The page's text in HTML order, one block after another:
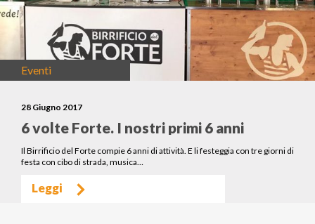
Eventi
28 Giugno 2017
6 volte Forte. I nostri primi 6 anni
Il Birrificio del Forte compie 6 anni di attività. E li festeggia con tre giorni di
festa con cibo di strada, musica…
Leggi